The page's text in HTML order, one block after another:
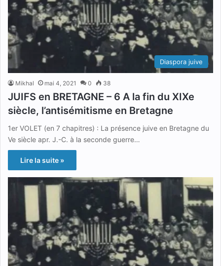
Diaspora juive
Mikhal mai 4, 2021 0 38
JUIFS en BRETAGNE – 6 A la fin du XIXe
siècle, l’antisémitisme en Bretagne
1er VOLET (en 7 chapitres) : La présence juive en Bretagne du
Ve siècle apr. J.-C. à la seconde guerre…
Lire la suite »